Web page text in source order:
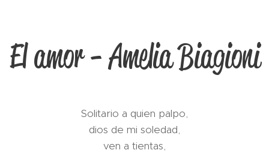
El amor - Amelia Biagioni
Solitario a quien palpo,
dios de mi soledad,
ven a tientas,